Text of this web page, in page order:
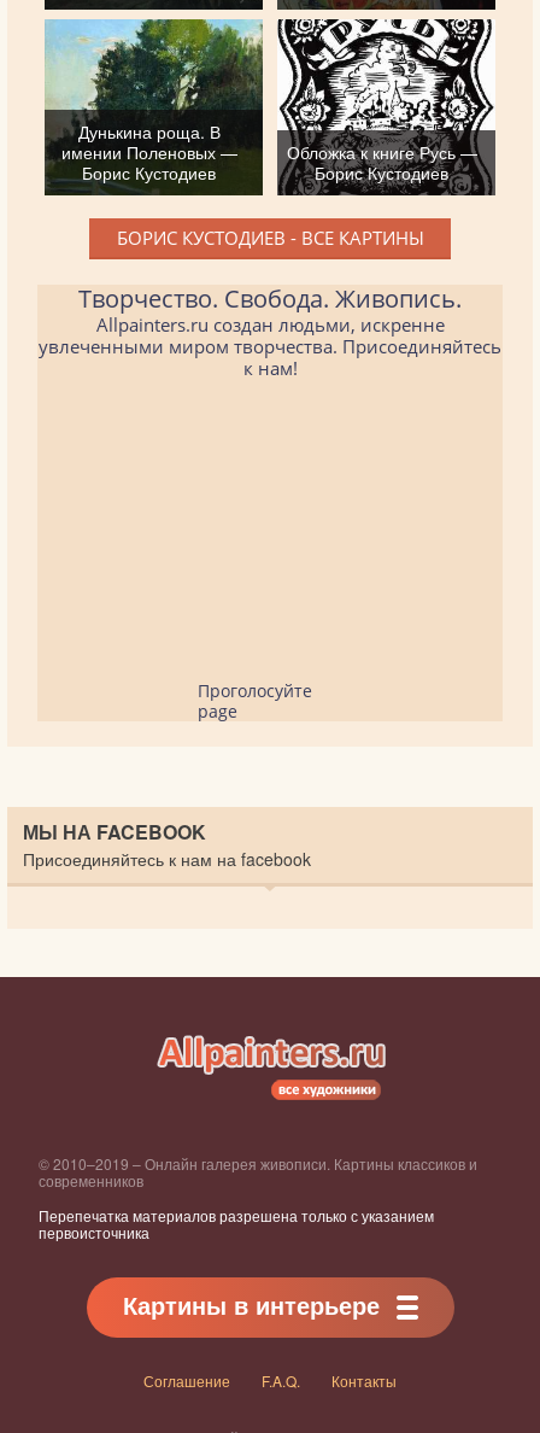
Дунькина роща. В
имении Поленовых —
Борис Кустодиев
Обложка к книге Русь —
Борис Кустодиев
БОРИС КУСТОДИЕВ - ВСЕ КАРТИНЫ
Творчество. Свобода. Живопись.
Allpainters.ru создан людьми, искренне
увлеченными миром творчества. Присоединяйтесь
к нам!
Проголосуйте
page
МЫ НА FACEBOOK
Присоединяйтесь к нам на facebook
© 2010–2019 – Онлайн галерея живописи. Картины классиков и
современников
Перепечатка материалов разрешена только с указанием
первоисточника
Картины в интерьере
Соглашение F.A.Q. Контакты